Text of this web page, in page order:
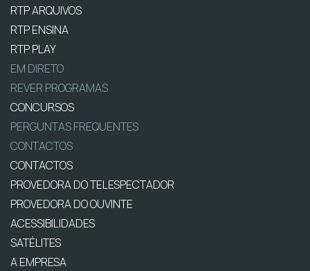
RTP ARQUIVOS
RTP ENSINA
RTP PLAY
EM DIRETO
REVER PROGRAMAS
CONCURSOS
PERGUNTAS FREQUENTES
CONTACTOS
CONTACTOS
PROVEDORA DO TELESPECTADOR
PROVEDORA DO OUVINTE
ACESSIBILIDADES
SATÉLITES
A EMPRESA